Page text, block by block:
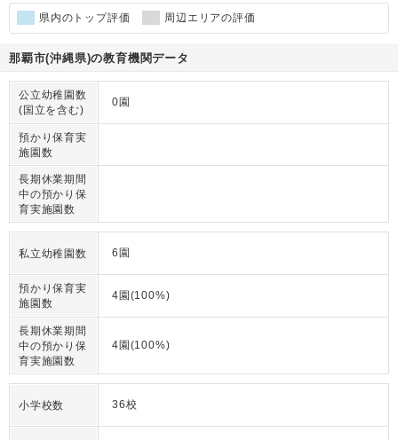
県内のトップ評価 周辺エリアの評価
那覇市(沖縄県)の教育機関データ
公立幼稚園数
(国立を含む)
0園
預かり保育実
施園数
長期休業期間
中の預かり保
育実施園数
私立幼稚園数 6園
預かり保育実
施園数
4園(100%)
長期休業期間
中の預かり保
育実施園数
4園(100%)
小学校数 36校